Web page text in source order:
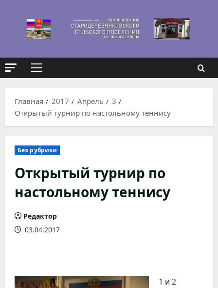
содержимому
Основное
Главная
2017 Апрель
3
Открытый турнир по настольному теннису
Без рубрики
Открытый турнир по
настольному теннису
Редактор
03.04.2017
1 и 2